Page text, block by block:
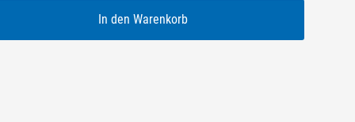
In den Warenkorb